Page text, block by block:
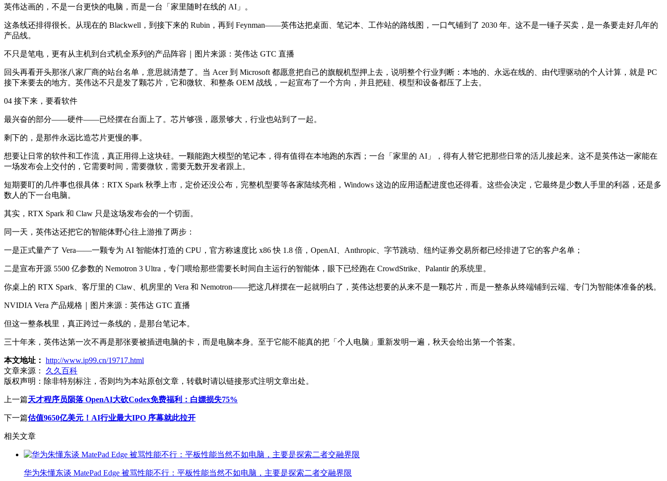
英伟达画的，不是一台更快的电脑，而是一台「家里随时在线的 AI」。
这条线还排得很长。从现在的 Blackwell，到接下来的 Rubin，再到 Feynman——英伟达把桌面、笔记本、工作站的路线图，一口气铺到了 2030 年。这不是一锤子买卖，是一条要走好几年的
产品线。
不只是笔电，更有从主机到台式机全系列的产品阵容｜图片来源：英伟达 GTC 直播
回头再看开头那张八家厂商的站台名单，意思就清楚了。当 Acer 到 Microsoft 都愿意把自己的旗舰机型押上去，说明整个行业判断：本地的、永远在线的、由代理驱动的个人计算，就是 PC
接下来要去的地方。英伟达不只是发了颗芯片，它和微软、和整条 OEM 战线，一起宣布了一个方向，并且把硅、模型和设备都压了上去。
04 接下来，要看软件
最兴奋的部分——硬件——已经摆在台面上了。芯片够强，愿景够大，行业也站到了一起。
剩下的，是那件永远比造芯片更慢的事。
想要让日常的软件和工作流，真正用得上这块硅。一颗能跑大模型的笔记本，得有值得在本地跑的东西；一台「家里的 AI」，得有人替它把那些日常的活儿接起来。这不是英伟达一家能在
一场发布会上交付的，它需要时间，需要微软，需要无数开发者跟上。
短期要盯的几件事也很具体：RTX Spark 秋季上市，定价还没公布，完整机型要等各家陆续亮相，Windows 这边的应用适配进度也还得看。这些会决定，它最终是少数人手里的利器，还是多
数人的下一台电脑。
其实，RTX Spark 和 Claw 只是这场发布会的一个切面。
同一天，英伟达还把它的智能体野心往上游推了两步：
一是正式量产了 Vera——一颗专为 AI 智能体打造的 CPU，官方称速度比 x86 快 1.8 倍，OpenAI、Anthropic、字节跳动、纽约证券交易所都已经排进了它的客户名单；
二是宣布开源 5500 亿参数的 Nemotron 3 Ultra，专门喂给那些需要长时间自主运行的智能体，眼下已经跑在 CrowdStrike、Palantir 的系统里。
你桌上的 RTX Spark、客厅里的 Claw、机房里的 Vera 和 Nemotron——把这几样摆在一起就明白了，英伟达想要的从来不是一颗芯片，而是一整条从终端铺到云端、专门为智能体准备的栈。
NVIDIA Vera 产品规格｜图片来源：英伟达 GTC 直播
但这一整条栈里，真正跨过一条线的，是那台笔记本。
三十年来，英伟达第一次不再是那张要被插进电脑的卡，而是电脑本身。至于它能不能真的把「个人电脑」重新发明一遍，秋天会给出第一个答案。
本文地址： http://www.ip99.cn/19717.html
文章来源：
久久百科
版权声明： 除非特别标注，否则均为本站原创文章，转载时请以链接形式注明文章出处。
上一篇天才程序员陨落 OpenAI大砍Codex免费福利：白嫖损失75%
下一篇估值9650亿美元！AI行业最大IPO 序幕就此拉开
相关文章
华为朱懂东谈 MatePad Edge 被骂性能不行：平板性能当然不如电脑，主要是探索二者交融界限